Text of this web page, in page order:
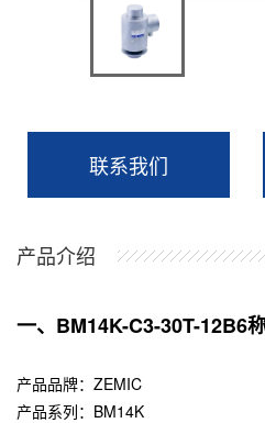
联系我们
产品介绍
一、BM14K-C3-30T-12B6
产品品牌： ZEMIC
产品系列：BM14K